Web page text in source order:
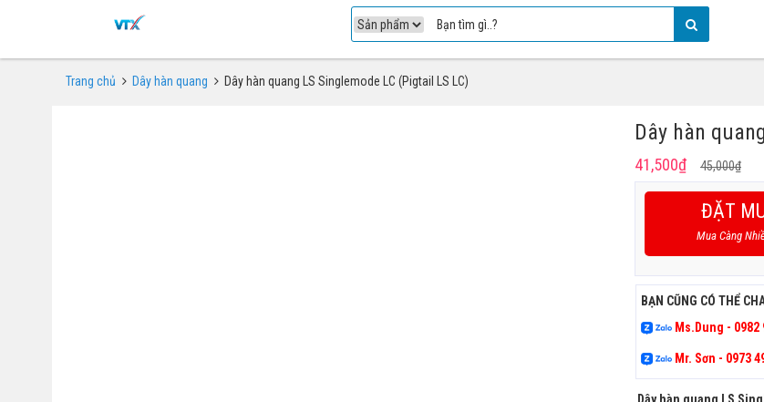
Trang chủ Dây hàn quang Dây hàn quang LS Singlemode LC (Pigtail LS LC)
Dây hàn
45,000₫Giá
gốc
là:
41,500₫
Giá
tại
là:
ĐẶT
Mua Càng
BẠN CŨNG CÓ THỂ
Ms.Dung - 0982
Mr. Sơn - 0973